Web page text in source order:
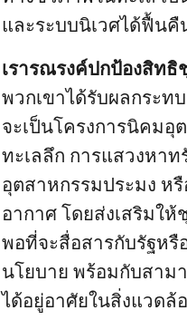
และระบบนิเวศได้ฟื้น
เรารณรงค์ปกป้องสิท
พวกเขาได้รับผลกระท
จะเป็นโครงการนิคมอุ
ทะเลลึก การแสวงหา
อุตสาหกรรมประมง ห
อากาศ โดยส่งเสริมใ
พอที่จะสื่อสารกับรัฐห
นโยบาย พร้อมกับสาม
ได้อยู่อาศัยในสิ่งแวด